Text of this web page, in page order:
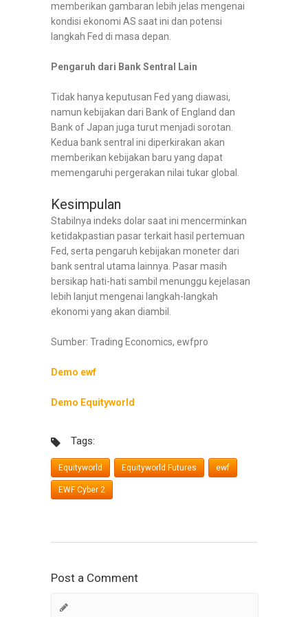
memberikan gambaran lebih jelas mengenai
kondisi ekonomi AS saat ini dan potensi
langkah Fed di masa depan.
Pengaruh dari Bank Sentral Lain
Tidak hanya keputusan Fed yang diawasi,
namun kebijakan dari Bank of England dan
Bank of Japan juga turut menjadi sorotan.
Kedua bank sentral ini diperkirakan akan
memberikan kebijakan baru yang dapat
memengaruhi pergerakan nilai tukar global.
Kesimpulan
Stabilnya indeks dolar saat ini mencerminkan
ketidakpastian pasar terkait hasil pertemuan
Fed, serta pengaruh kebijakan moneter dari
bank sentral utama lainnya. Pasar masih
bersikap hati-hati sambil menunggu kejelasan
lebih lanjut mengenai langkah-langkah
ekonomi yang akan diambil.
Sumber: Trading Economics, ewfpro
Demo ewf
Demo Equityworld
Tags:
Equityworld Equityworld Futures ewf
EWF Cyber 2
Post a Comment